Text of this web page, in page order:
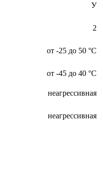
У
2
от -25 до 50 °С
от -45 до 40 °С
неагрессивная
неагрессивная